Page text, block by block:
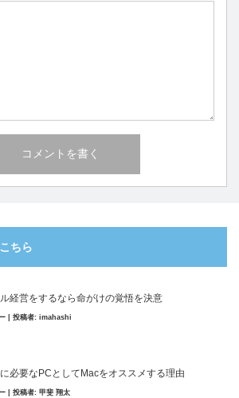
ちら
経営をするなら命がけの覚悟を決意
投稿者: imahashi
必要なPCとしてMacをオススメする理由
投稿者: 甲斐 翔太